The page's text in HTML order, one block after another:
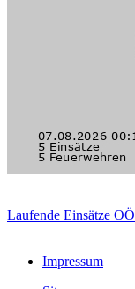
Laufende Einsätze OÖ
Impressum